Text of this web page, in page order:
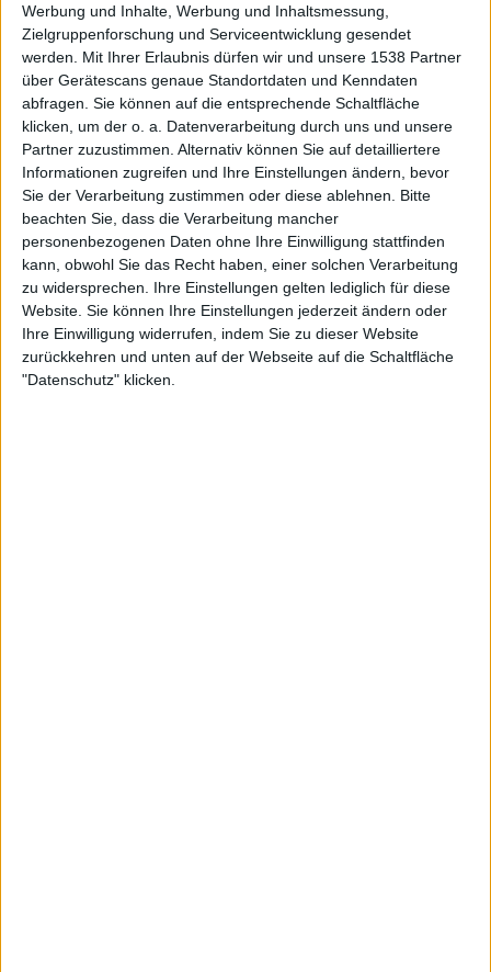
Werbung und Inhalte, Werbung und Inhaltsmessung,
Zielgruppenforschung und Serviceentwicklung gesendet
werden.
Mit Ihrer Erlaubnis dürfen wir und unsere 1538 Partner
über Gerätescans genaue Standortdaten und Kenndaten
abfragen. Sie können auf die entsprechende Schaltfläche
klicken, um der o. a. Datenverarbeitung durch uns und unsere
Partner zuzustimmen. Alternativ können Sie auf detailliertere
Informationen zugreifen und Ihre Einstellungen ändern, bevor
Sie der Verarbeitung zustimmen oder diese ablehnen.
Bitte
beachten Sie, dass die Verarbeitung mancher
personenbezogenen Daten ohne Ihre Einwilligung stattfinden
kann, obwohl Sie das Recht haben, einer solchen Verarbeitung
zu widersprechen. Ihre Einstellungen gelten lediglich für diese
Website. Sie können Ihre Einstellungen jederzeit ändern oder
Ihre Einwilligung widerrufen, indem Sie zu dieser Website
zurückkehren und unten auf der Webseite auf die Schaltfläche
"Datenschutz" klicken.
SPIELDAUER
46:39
RELEASE
2008-06-07
LABEL
CANDLELIGHT RECORDS